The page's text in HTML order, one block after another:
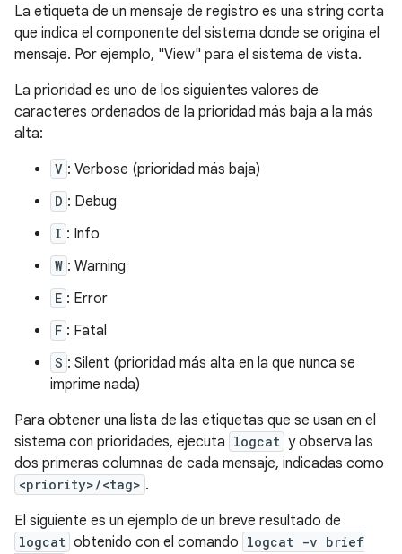
La etiqueta de un mensaje de registro es una string corta
que indica el componente del sistema donde se origina el
mensaje. Por ejemplo, "View" para el sistema de vista.
La prioridad es uno de los siguientes valores de
caracteres ordenados de la prioridad más baja a la más
alta:
V : Verbose (prioridad más baja)
D : Debug
I : Info
W : Warning
E : Error
F : Fatal
S : Silent (prioridad más alta en la que nunca se
imprime nada)
Para obtener una lista de las etiquetas que se usan en el
sistema con prioridades, ejecuta logcat y observa las
dos primeras columnas de cada mensaje, indicadas como
<priority>/<tag> .
El siguiente es un ejemplo de un breve resultado de
logcat obtenido con el comando logcat -v brief